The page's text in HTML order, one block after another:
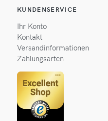
KUNDENSERVICE
Ihr Konto
Kontakt
Versandinformationen
Zahlungsarten